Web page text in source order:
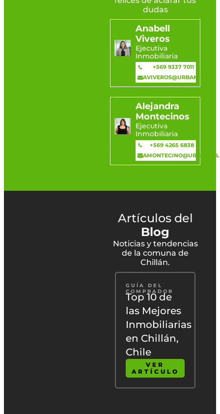
dudas
Anabell
Viveros
Ejecutiva
Inmobiliaria
+569 9337 7011
AVIVEROS@URBANI.CL
Alejandra
Montecinos
Ejecutiva
Inmobiliaria
+569 4265 6838
AMONTECINO@URBANI.CL
Artículos del
Blog
Noticias y tendencias
de la comuna de
Chillán.
GUÍA DEL
COMPRADOR
Top 10 de
las Mejores
Inmobiliarias
en Chillán,
Chile
VER
ARTÍCULO